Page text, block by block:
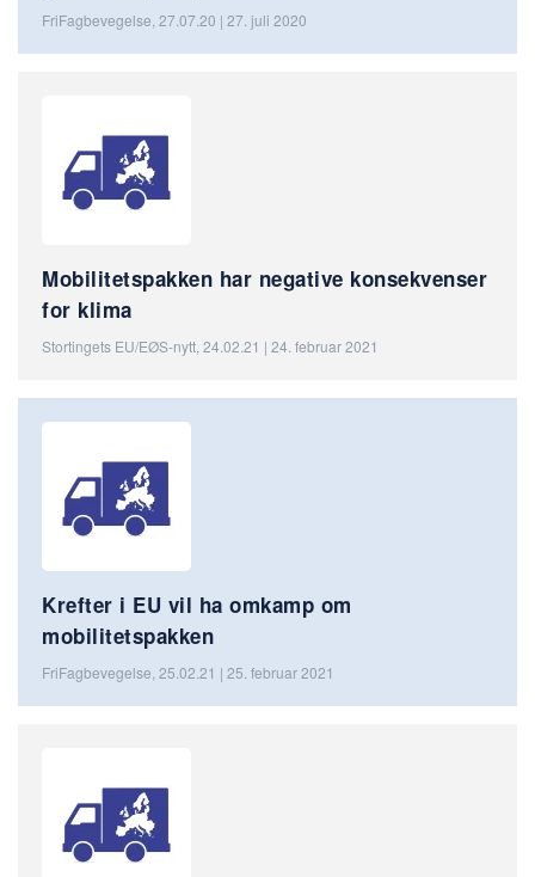
FriFagbevegelse, 27.07.20 | 27. juli 2020
Mobilitetspakken har negative konsekvenser
for klima
Stortingets EU/EØS-nytt, 24.02.21 | 24. februar 2021
Krefter i EU vil ha omkamp om
mobilitetspakken
FriFagbevegelse, 25.02.21 | 25. februar 2021